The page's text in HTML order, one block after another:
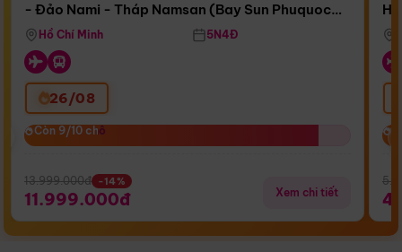
Bay Sun Phuquoc Airways
- Đảo Nami - Tháp Namsan (Bay Sun Phuquoc
Airways)
Hồ Chí Minh 5N4Đ
26/08
Còn 9/10 chỗ
Còn 9/10 chỗ
13.999.000đ -14%
11.999.000đ Xem chi tiết